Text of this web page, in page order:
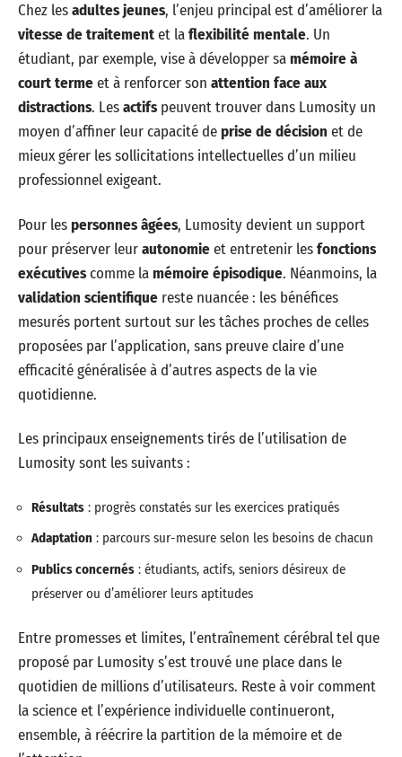
Chez lesadultes jeunes, l’enjeu principal est d’améliorer la
vitesse de traitementet laflexibilité mentale. Un
étudiant, par exemple, vise à développer samémoire à
court termeet à renforcer son attention face aux
distractions. Lesactifspeuvent trouver dans Lumosity un
moyen d’affiner leur capacité deprise de décision et de
mieux gérer les sollicitations intellectuelles d’un milieu
professionnel exigeant.
Pour lespersonnes âgées, Lumosity devient un support
pour préserver leurautonomieet entretenir lesfonctions
exécutivescomme lamémoire épisodique. Néanmoins, la
validation scientifique reste nuancée : les bénéfices
mesurés portent surtout sur les tâches proches de celles
proposées par l’application, sans preuve claire d’une
efficacité généralisée à d’autres aspects de la vie
quotidienne.
Les principaux enseignements tirés de l’utilisation de
Lumosity sont les suivants :
Résultats : progrès constatés sur les exercices pratiqués
Adaptation : parcours sur-mesure selon les besoins de chacun
Publics concernés : étudiants, actifs, seniors désireux de
préserver ou d’améliorer leurs aptitudes
Entre promesses et limites, l’entraînement cérébral tel que
proposé par Lumosity s’est trouvé une place dans le
quotidien de millions d’utilisateurs. Reste à voir comment
la science et l’expérience individuelle continueront,
ensemble, à réécrire la partition de la mémoire et de